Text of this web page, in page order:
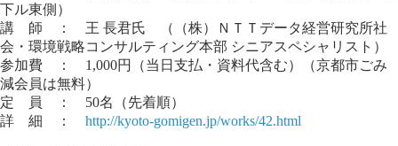
下ル東側）
講 師 ： 王 長君氏 （（株）ＮＴＴデータ経営研究所社
会・環境戦略コンサルティング本部 シニアスペシャリスト）
参加費 ： 1,000円（当日支払・資料代含む）（京都市ごみ
減会員は無料）
定 員 ： 50名（先着順）
詳 細 ： http://kyoto-gomigen.jp/works/42.html